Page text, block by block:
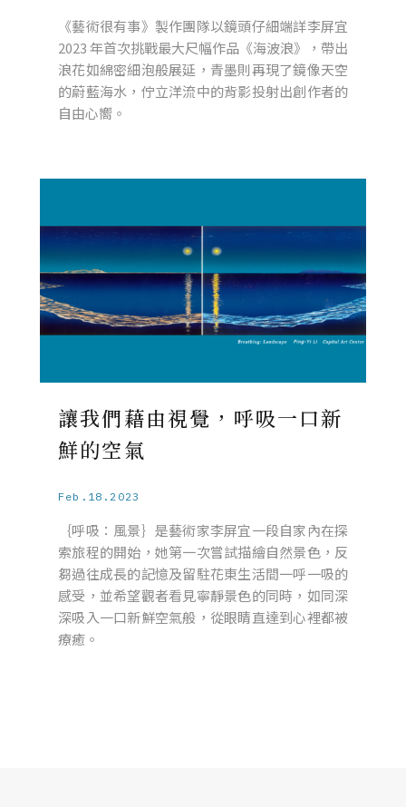
《藝術很有事》製作團隊以鏡頭仔細端詳李屏宜
2023 年首次挑戰最大尺幅作品《海波浪》，帶出
浪花如綿密細泡般展延，青墨則再現了鏡像天空
的蔚藍海水，佇立洋流中的背影投射出創作者的
自由心嚮。
讓我們藉由視覺，呼吸一口新
鮮的空氣
Feb.18.2023
｛呼吸：風景｝是藝術家李屏宜一段自家內在探
索旅程的開始，她第一次嘗試描繪自然景色，反
芻過往成長的記憶及留駐花東生活間一呼一吸的
感受，並希望觀者看見寧靜景色的同時，如同深
深吸入一口新鮮空氣般，從眼睛直達到心裡都被
療癒。